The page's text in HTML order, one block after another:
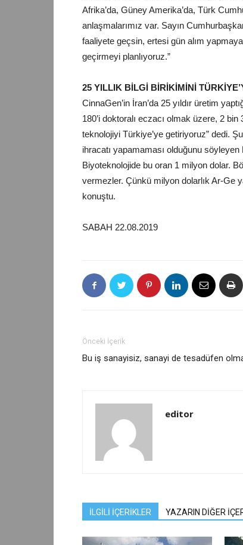
Afrika’da, Güney Amerika’da, Türk
anlaşmalarımız var. Sayın
faaliyete geçsin, ertesi gün alım
geçirmeyi planlıyoruz.”
25 YILLIK BİLGİ BİRİKİMİNİ
CinnaGen’in İran’da 25 yıldır üretim
180’i doktoralı eczacı olmak üzere, 2
teknolojiyi Türkiye’ye getiriyoruz” dedi.
ihracatı yapamaması olduğunu
Biyoteknolojide bu oran 1 milyon dolar.
vermezler. Çünkü milyon dolarlık Ar-Ge
konuştu.
SABAH 22.08.2019
Önceki İçerik
Bu iş sanayisiz, sanayi de tesadüfen
editor
İLGİLİ İÇERİKLER YAZARIN DİĞER